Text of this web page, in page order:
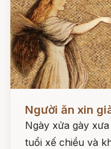
Người ăn xin
Ngày xửa gày
tuổi xế chiều và